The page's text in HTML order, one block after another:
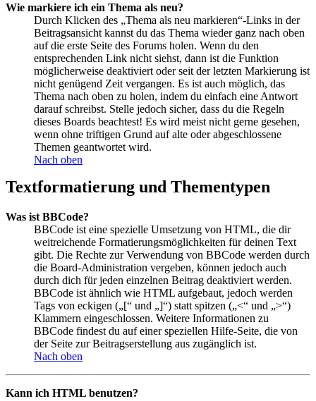
Wie markiere ich ein Thema als neu?
Durch Klicken des „Thema als neu markieren“-Links in der
Beitragsansicht kannst du das Thema wieder ganz nach oben
auf die erste Seite des Forums holen. Wenn du den
entsprechenden Link nicht siehst, dann ist die Funktion
möglicherweise deaktiviert oder seit der letzten Markierung ist
nicht genügend Zeit vergangen. Es ist auch möglich, das
Thema nach oben zu holen, indem du einfach eine Antwort
darauf schreibst. Stelle jedoch sicher, dass du die Regeln
dieses Boards beachtest! Es wird meist nicht gerne gesehen,
wenn ohne triftigen Grund auf alte oder abgeschlossene
Themen geantwortet wird.
Nach oben
Textformatierung und Thementypen
Was ist BBCode?
BBCode ist eine spezielle Umsetzung von HTML, die dir
weitreichende Formatierungsmöglichkeiten für deinen Text
gibt. Die Rechte zur Verwendung von BBCode werden durch
die Board-Administration vergeben, können jedoch auch
durch dich für jeden einzelnen Beitrag deaktiviert werden.
BBCode ist ähnlich wie HTML aufgebaut, jedoch werden
Tags von eckigen („[“ und „]“) statt spitzen („<“ und „>“)
Klammern eingeschlossen. Weitere Informationen zu
BBCode findest du auf einer speziellen Hilfe-Seite, die von
der Seite zur Beitragserstellung aus zugänglich ist.
Nach oben
Kann ich HTML benutzen?